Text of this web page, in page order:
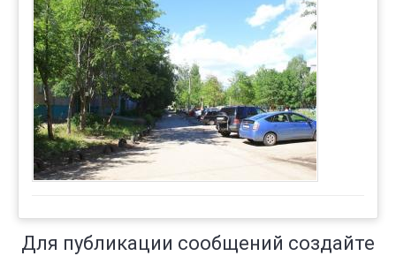
Для публикации сообщений создайте